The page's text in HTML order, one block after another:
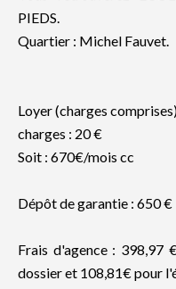
PIEDS.
Quartier : Michel Fauvet.
Loyer (charges
charges : 20 €
Soit : 670€/mois cc
Dépôt de garantie : 650 €
Frais d'agence : 398,97
dossier et 108,81€ pour